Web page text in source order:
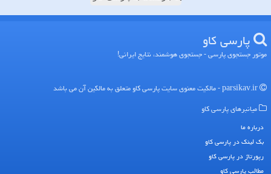
پارسی كاو
موتور جستجوی پارسی - جستجوی هوشمند، نتایج ایرانی!
میانبرهای پارسی كاو
درباره ما
بک لینک در پارسی كاو
رپورتاژ در پارسی كاو
مطالب پارسی كاو